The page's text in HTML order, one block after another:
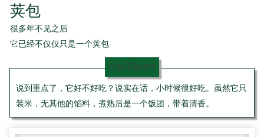
荚包
很多年不见之后
它已经不仅仅只是一个荚包
它好不好吃?
说到重点了，它好不好吃？说实在话，小时候很好吃。虽然它只
装米，无其他的馅料，煮熟后是一个饭团，带着清香。